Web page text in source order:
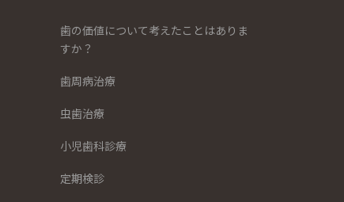
歯の価値について考えたことはありま
すか？
歯周病治療
虫歯治療
小児歯科診療
定期検診